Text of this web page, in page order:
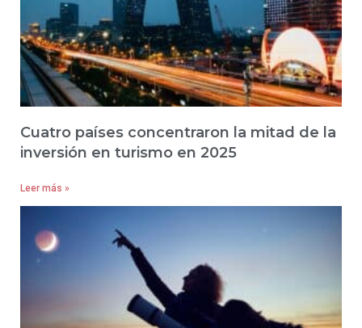
Cuatro países concentraron la mitad de la
inversión en turismo en 2025
Leer más »